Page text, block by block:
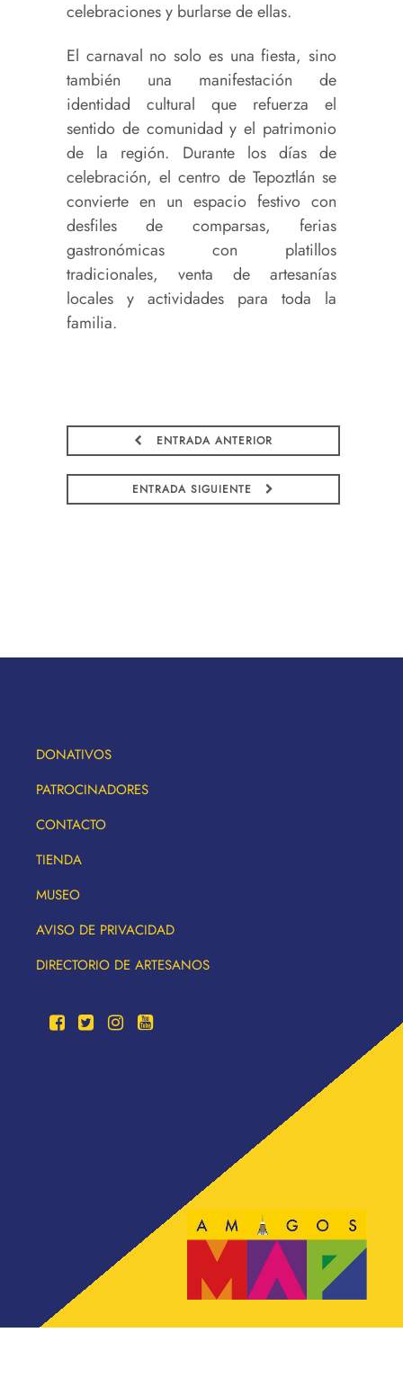
celebraciones y burlarse de ellas.
El carnaval no solo es una fiesta, sino
también una manifestación de
identidad cultural que refuerza el
sentido de comunidad y el patrimonio
de la región. Durante los días de
celebración, el centro de Tepoztlán se
convierte en un espacio festivo con
desfiles de comparsas, ferias
gastronómicas con platillos
tradicionales, venta de artesanías
locales y actividades para toda la
familia.
ENTRADA ANTERIOR
ENTRADA SIGUIENTE
DONATIVOS
PATROCINADORES
CONTACTO
TIENDA
MUSEO
AVISO DE PRIVACIDAD
DIRECTORIO DE ARTESANOS